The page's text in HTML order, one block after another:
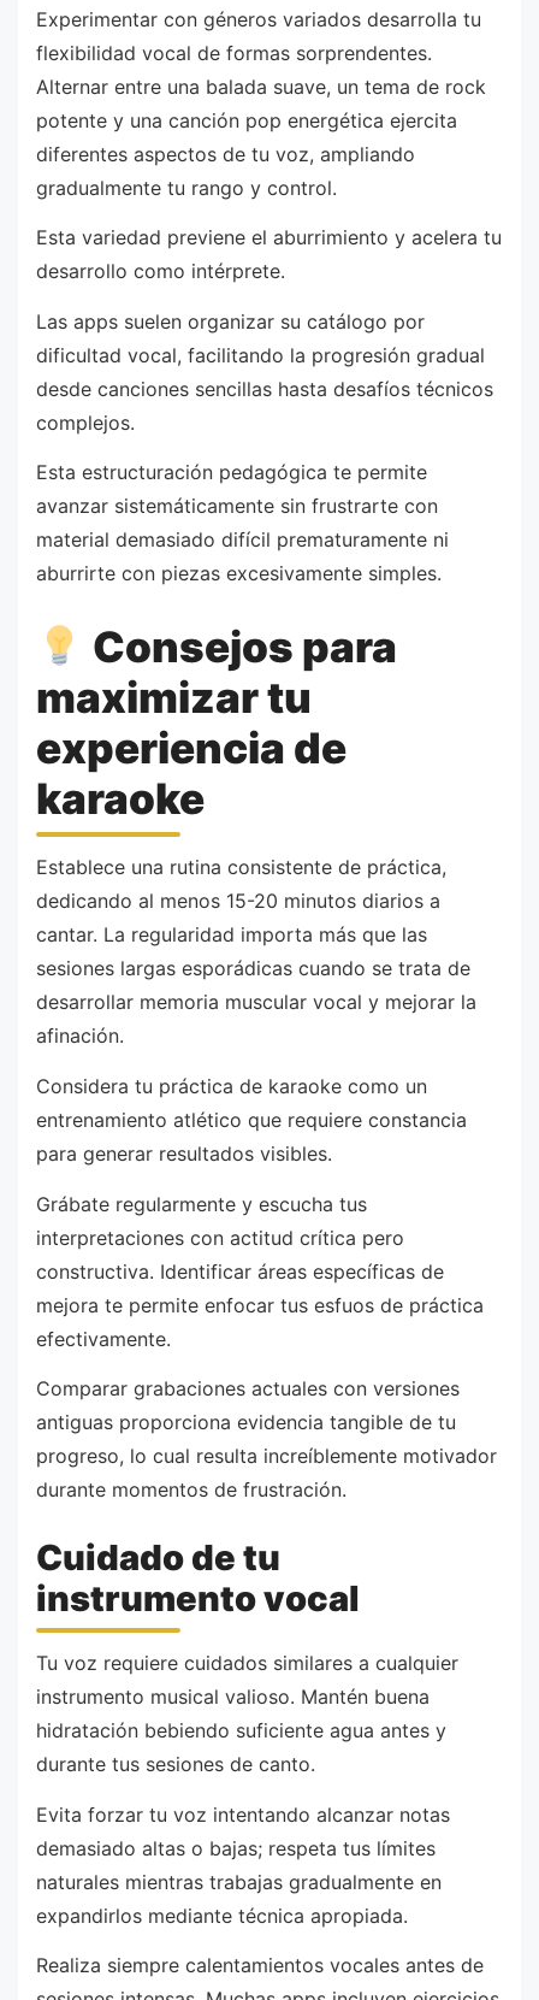
Experimentar con géneros variados desarrolla tu
flexibilidad vocal de formas sorprendentes.
Alternar entre una balada suave, un tema de rock
potente y una canción pop energética ejercita
diferentes aspectos de tu voz, ampliando
gradualmente tu rango y control.
Esta variedad previene el aburrimiento y acelera tu
desarrollo como intérprete.
Las apps suelen organizar su catálogo por
dificultad vocal, facilitando la progresión gradual
desde canciones sencillas hasta desafíos técnicos
complejos.
Esta estructuración pedagógica te permite
avanzar sistemáticamente sin frustrarte con
material demasiado difícil prematuramente ni
aburrirte con piezas excesivamente simples.
Consejos para
maximizar tu
experiencia de
karaoke
Establece una rutina consistente de práctica,
dedicando al menos 15-20 minutos diarios a
cantar. La regularidad importa más que las
sesiones largas esporádicas cuando se trata de
desarrollar memoria muscular vocal y mejorar la
afinación.
Considera tu práctica de karaoke como un
entrenamiento atlético que requiere constancia
para generar resultados visibles.
Grábate regularmente y escucha tus
interpretaciones con actitud crítica pero
constructiva. Identificar áreas específicas de
mejora te permite enfocar tus esfuos de práctica
efectivamente.
Comparar grabaciones actuales con versiones
antiguas proporciona evidencia tangible de tu
progreso, lo cual resulta increíblemente motivador
durante momentos de frustración.
Cuidado de tu
instrumento vocal
Tu voz requiere cuidados similares a cualquier
instrumento musical valioso. Mantén buena
hidratación bebiendo suficiente agua antes y
durante tus sesiones de canto.
Evita forzar tu voz intentando alcanzar notas
demasiado altas o bajas; respeta tus límites
naturales mientras trabajas gradualmente en
expandirlos mediante técnica apropiada.
Realiza siempre calentamientos vocales antes de